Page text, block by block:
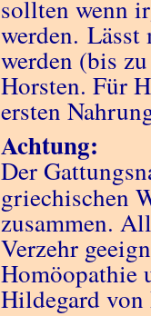
sollten wenn
werden. Lässt
werden (bis
Horsten. Für
ersten
Achtung:
Der
griechischen
zusammen.
Verzehr
Homöopathie
Hildegard von